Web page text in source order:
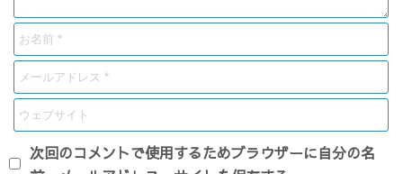
次回のコメントで使用するためブラウザーに自分の名